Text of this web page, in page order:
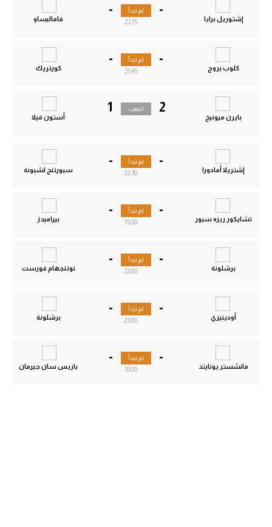
-
إشتوريل برايا
-
فاماليساو
لم تبدأ
22:15
-
كلوب بروج
-
كورتريك
لم تبدأ
21:45
2
بايرن ميونيخ
1
أستون فيلا
انتهت
-
إشتريلا أمادورا
-
سبورتنج لشبونة
لم تبدأ
-
تشايكور ريزه سبور
-
بيراميدز
لم تبدأ
15:00
-
برشلونة
-
نوتنجهام فورست
لم تبدأ
-
أودينيزي
-
برشلونة
لم تبدأ
-
مانشستر يونايتد
-
باريس سان جيرمان
لم تبدأ
18:00